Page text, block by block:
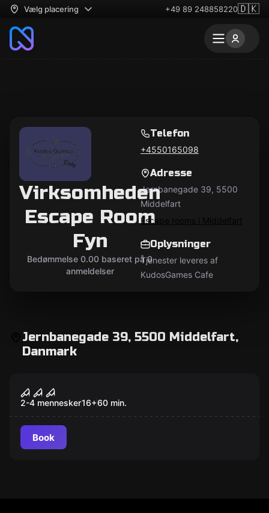
Vælg placering +49 89 248858220🇩🇰
Virksomheden
Escape Room
Fyn
Bedømmelse 0.00 baseret på 0
anmeldelser
Telefon
+4550165098
Adresse
Jernbanegade 39, 5500
Middelfart
Escape rooms i Middelfart
Oplysninger
Tjenester leveres af
KudosGames Cafe
Jernbanegade 39, 5500 Middelfart,
Danmark
Populær
The Butcher
2-4 mennesker16+60 min.
Book